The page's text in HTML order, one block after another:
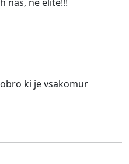
ki je vsakomur